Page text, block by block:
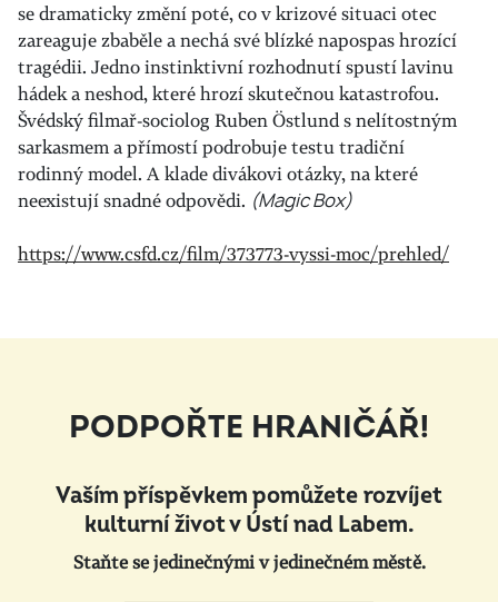
se dramaticky změní poté, co v krizové situaci otec
zareaguje zbaběle a nechá své blízké napospas hrozící
tragédii. Jedno instinktivní rozhodnutí spustí lavinu
hádek a neshod, které hrozí skutečnou katastrofou.
Švédský filmař-sociolog Ruben Östlund s nelítostným
sarkasmem a přímostí podrobuje testu tradiční
rodinný model. A klade divákovi otázky, na které
neexistují snadné odpovědi. (Magic Box)
https://www.csfd.cz/film/373773-vyssi-moc/prehled/
PODPOŘTE HRANIČÁŘ!
Vaším příspěvkem pomůžete rozvíjet
kulturní život v Ústí nad Labem.
Staňte se jedinečnými v jedinečném městě.